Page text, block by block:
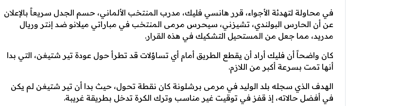
في محاولة لتهدئة الأجواء، قرر هانسي فليك، مدرب المنتخب الألماني، حسم الجدل سريعاً بالإعلان
عن أن الحارس البولندي، تشيزني، سيحرس مرمى المنتخب في مباراتي ميلانو ضد إنتر وريال
مدريد، مما جعل من المستحيل التشكيك في هذه القرار.
كان واضحاً أن فليك أراد أن يقطع الطريق أمام أي تساؤلات قد تطرأ حول عودة تير شتيغن، التي بدا
أنها تمت بسرعة أكبر من اللازم.
الهدف الذي سجله بلد الوليد في مرمى برشلونة كان نقطة تحول، حيث بدا أن تير شتيغن لم يكن
في أفضل حالاته، إذ قفز في توقيت غير مناسب وترك الكرة تدخل بطريقة غريبة.